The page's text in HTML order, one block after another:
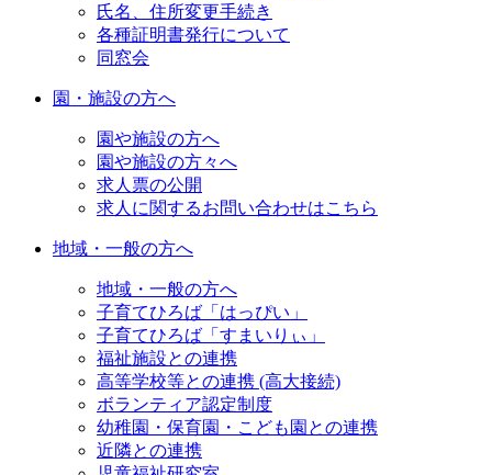
氏名、住所変更手続き
各種証明書発行について
同窓会
園・施設の方へ
園や施設の方へ
園や施設の方々へ
求人票の公開
求人に関するお問い合わせはこちら
地域・一般の方へ
地域・一般の方へ
子育てひろば「はっぴい」
子育てひろば「すまいりぃ」
福祉施設との連携
高等学校等との連携 (高大接続)
ボランティア認定制度
幼稚園・保育園・こども園との連携
近隣との連携